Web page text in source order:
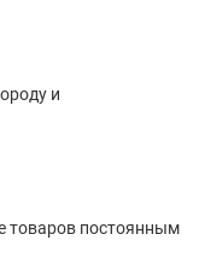
и
товаров постоянным